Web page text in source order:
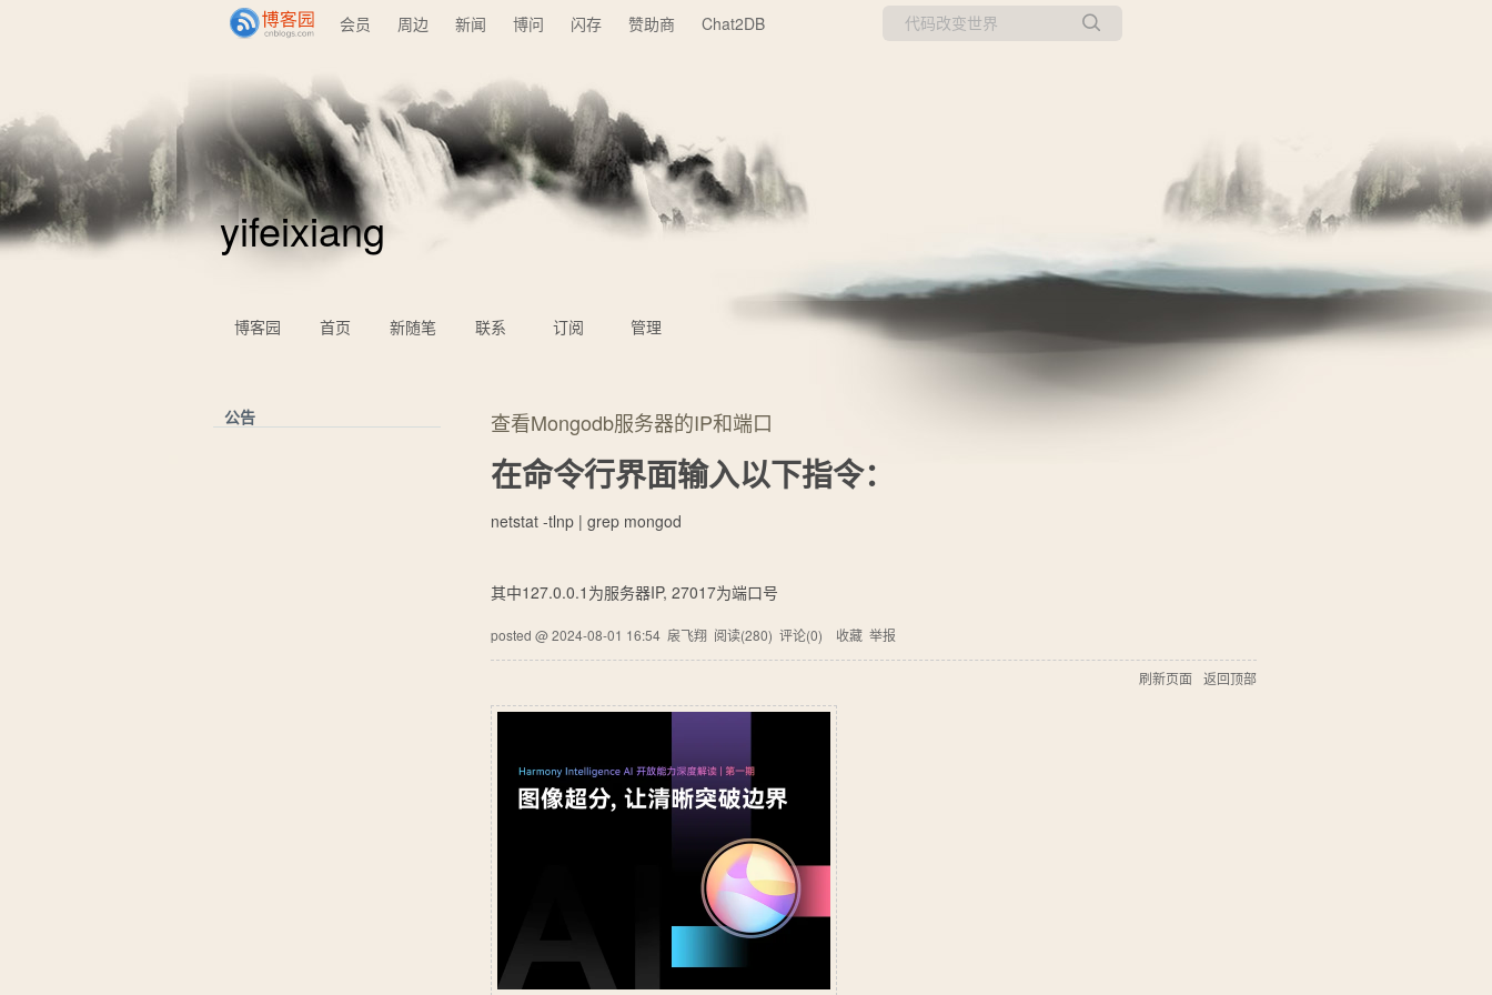
会员 周边 新闻 博问 闪存 赞助商 Chat2DB
yifeixiang
博客园 首页 新随笔 联系 订阅 管理
查看Mongodb服务器的IP和端口
在命令行界面输入以下指令：
netstat -tlnp | grep mongod
其中127.0.0.1为服务器IP, 27017为端口号
posted @2024-08-01 16:54 扆飞翔 阅读(280) 评论(0) 收藏 举报
刷新页面 返回顶部
公告